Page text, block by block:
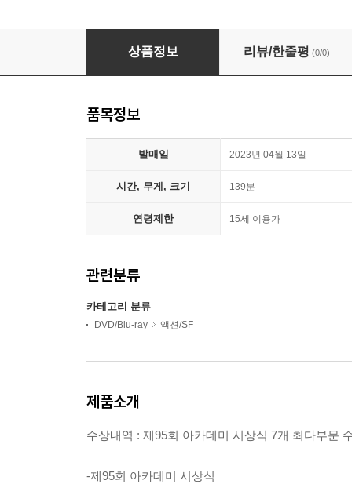
에브리씽 에브리웨어 올 앳 원스 (1Disc)
상품정보 리뷰/한줄평 (0/0)
품목정보
발매일 2023년 04월 13일
시간, 무게, 크기 139분
연령제한 15세 이용가
관련분류
카테고리 분류
DVD/Blu-ray 액션/SF
제품소개
수상내역 : 제95회 아카데미 시상식 7개 최다부문
-제95회 아카데미 시상식